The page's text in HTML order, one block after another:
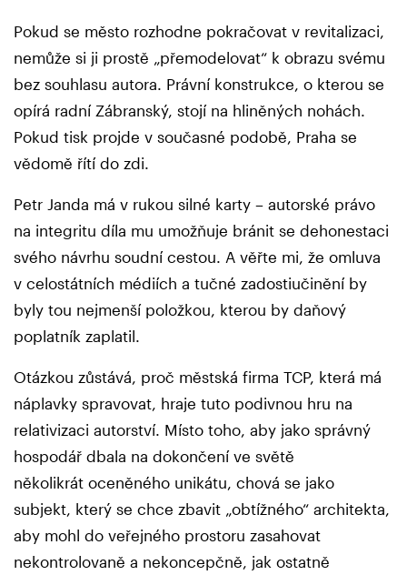
Pokud se město rozhodne pokračovat v revitalizaci,
nemůže si ji prostě „přemodelovat“ k obrazu svému
bez souhlasu autora. Právní konstrukce, o kterou se
opírá radní Zábranský, stojí na hliněných nohách.
Pokud tisk projde v současné podobě, Praha se
vědomě řítí do zdi.
Petr Janda má v rukou silné karty – autorské právo
na integritu díla mu umožňuje bránit se dehonestaci
svého návrhu soudní cestou. A věřte mi, že omluva
v celostátních médiích a tučné zadostiučinění by
byly tou nejmenší položkou, kterou by daňový
poplatník zaplatil.
Otázkou zůstává, proč městská firma TCP, která má
náplavky spravovat, hraje tuto podivnou hru na
relativizaci autorství. Místo toho, aby jako správný
hospodář dbala na dokončení ve světě
několikrát oceněného unikátu, chová se jako
subjekt, který se chce zbavit „obtížného“ architekta,
aby mohl do veřejného prostoru zasahovat
nekontrolovaně a nekoncepčně, jak ostatně